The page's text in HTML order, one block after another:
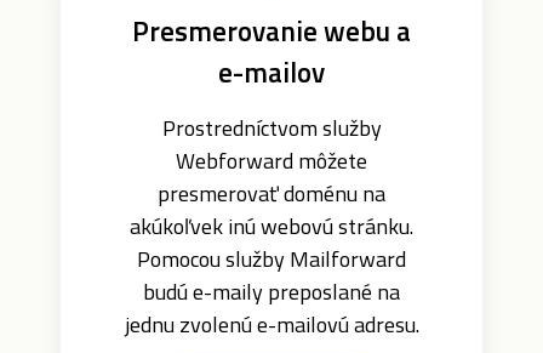
Presmerovanie webu a
e-mailov
Prostredníctvom služby
Webforward môžete
presmerovať doménu na
akúkoľvek inú webovú stránku.
Pomocou služby Mailforward
budú e-maily preposlané na
jednu zvolenú e-mailovú adresu.